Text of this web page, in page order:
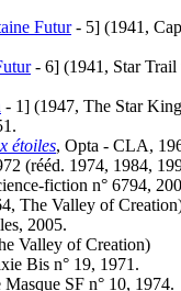
Futur- 5] (1941,
- 6] (1941, Star
- 1] (1947, The Star
étoiles, Opta - CLA,
(rééd. 1974, 1984,
fiction n° 6794,
The Valley of
2005.
Valley of Creation)
Bis n° 19, 1971.
SF n° 10, 1974.